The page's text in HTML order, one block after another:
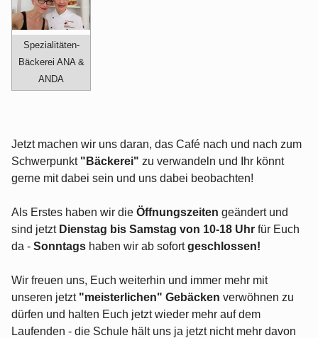
Spezialitäten-
Bäckerei ANA &
ANDA
Jetzt machen wir uns daran, das Café nach und nach zum
Schwerpunkt "Bäckerei" zu verwandeln und Ihr könnt
gerne mit dabei sein und uns dabei beobachten!
Als Erstes haben wir die Öffnungszeiten geändert und
sind jetzt Dienstag bis Samstag von 10-18 Uhr für Euch
da - Sonntags haben wir ab sofortgeschlossen!
Wir freuen uns, Euch weiterhin und immer mehr mit
unseren jetzt "meisterlichen" Gebäcken verwöhnen zu
dürfen und halten Euch jetzt wieder mehr auf dem
Laufenden - die Schule hält uns ja jetzt nicht mehr davon